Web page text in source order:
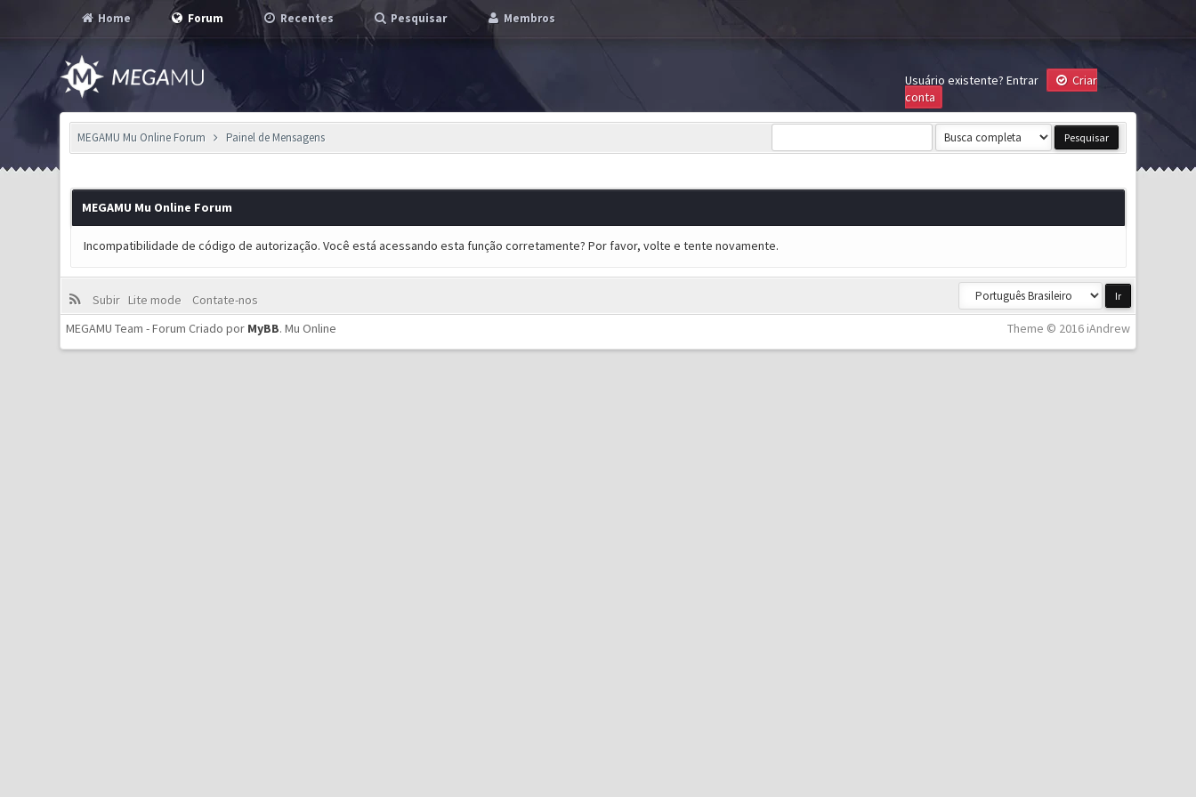
Home Forum Recentes Pesquisar Membros
Usuário existente? Entrar
Criar
conta
MEGAMU Mu Online Forum Painel de Mensagens
MEGAMU Mu Online Forum
Incompatibilidade de código de autorização. Você está acessando esta função corretamente? Por favor, volte e tente novamente.
Subir Lite mode
Contate-nos
Theme © 2016 iAndrew
MEGAMU Team - Forum Criado por MyBB.Mu Online